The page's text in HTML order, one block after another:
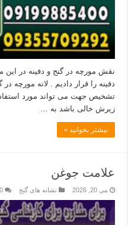
نقش مورچه در گنج و دفینه در
دفینه را قرار دادیم . لانه مورچه
تشخیص جهت می تواند مورد
زیرش خالی باشد به …
بیشتر بخوانید »
علامت جوغن
می 20, 2026 نشانه های گنج 0